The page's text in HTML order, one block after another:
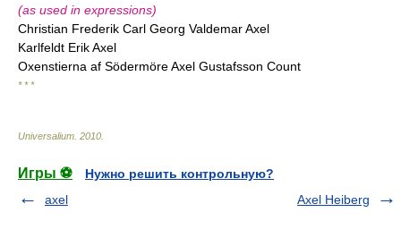
(as used in expressions)
Christian Frederik Carl Georg Valdemar Axel
Karlfeldt Erik Axel
Oxenstierna af Södermöre Axel Gustafsson Count
* * *
Universalium 2010
Игры ⚽
Нужно решить контрольную?
axel
Axel Heiberg